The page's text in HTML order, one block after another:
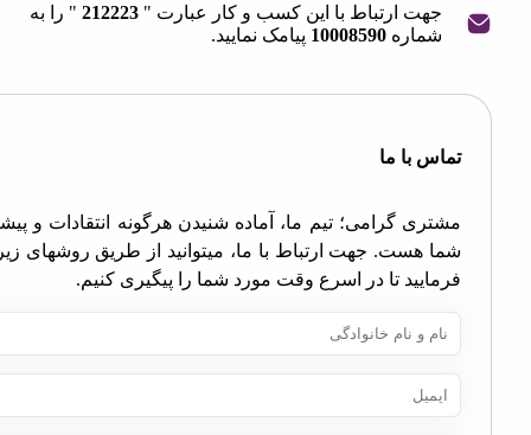
جهت ارتباط با این کسب و کار عبارت "212223" را به
شماره 10008590 پیامک نمایید.
با ما
گرامی؛ تیم ما، آماده شنیدن هرگونه انتقادات و پیشنهادات
هست. جهت ارتباط با ما، میتوانید از طریق روشهای زیر اقدام
تا در اسرع وقت مورد شما را پیگیری کنیم.